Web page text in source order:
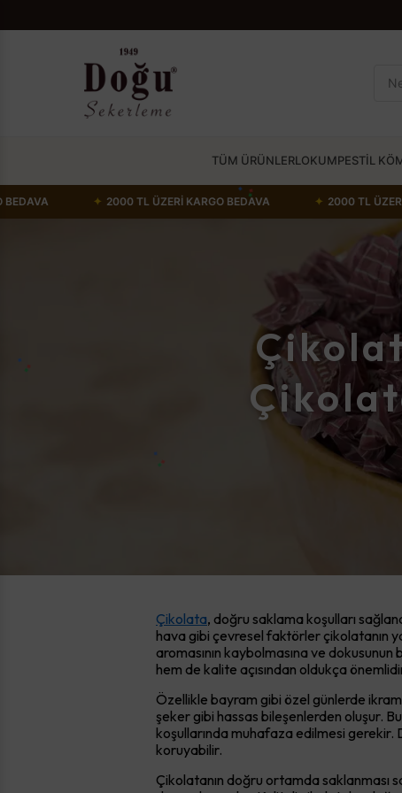
TÜM ÜRÜNLERLOKUMPESTİL
✦ 2000 TL ÜZERİ KARGO BEDAVA ✦ 2000 TL ÜZERİ KARGO
Çikolata, doğru saklama koşulları
hava gibi çevresel faktörler çikolatanın
aromasının kaybolmasına ve
hem de kalite açısından oldukça
Özellikle bayram gibi özel günlerde
şeker gibi hassas bileşenlerden oluşur.
koşullarında muhafaza edilmesi gerekir.
koruyabilir.
Çikolatanın doğru ortamda saklanması